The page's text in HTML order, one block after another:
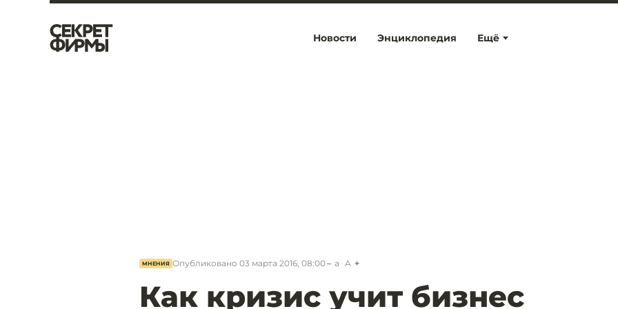
Ещё
Новости Энциклопедия
МНЕНИЯ Опубликовано 03 марта 2016, 08:00 a A
Как кризис учит бизнес